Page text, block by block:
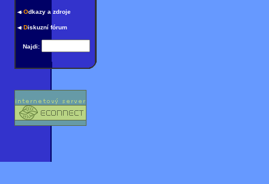
Odkazy a zdroje
Diskuzní fórum
Najdi: